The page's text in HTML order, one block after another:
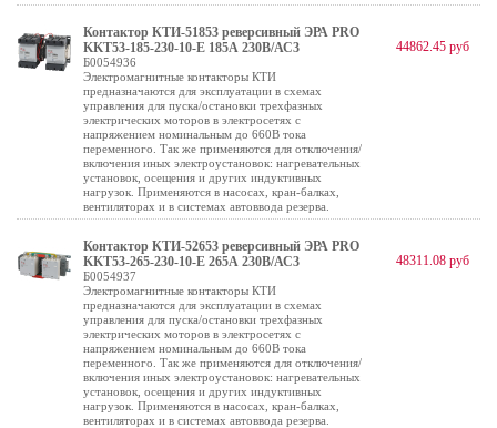
Контактор КТИ-51853 реверсивный ЭРА PRO
KKT53-185-230-10-E 185А 230В/АС3
Б0054936
Электромагнитные контакторы КТИ
предназначаются для эксплуатации в схемах
управления для пуска/остановки трехфазных
электрических моторов в электросетях с
напряжением номинальным до 660В тока
переменного. Так же применяются для отключения/
включения иных электроустановок: нагревательных
установок, осещения и других индуктивных
нагрузок. Применяются в насосах, кран-балках,
вентиляторах и в системах автоввода резерва.
44862.45 руб
Контактор КТИ-52653 реверсивный ЭРА PRO
KKT53-265-230-10-E 265А 230В/АС3
Б0054937
Электромагнитные контакторы КТИ
предназначаются для эксплуатации в схемах
управления для пуска/остановки трехфазных
электрических моторов в электросетях с
напряжением номинальным до 660В тока
переменного. Так же применяются для отключения/
включения иных электроустановок: нагревательных
установок, осещения и других индуктивных
нагрузок. Применяются в насосах, кран-балках,
вентиляторах и в системах автоввода резерва.
48311.08 руб